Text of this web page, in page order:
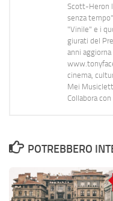
Scott-Heron
senza
"Vinile" e i
giurati del
anni
cinema,
Mei
Collabora
POTREBBERO